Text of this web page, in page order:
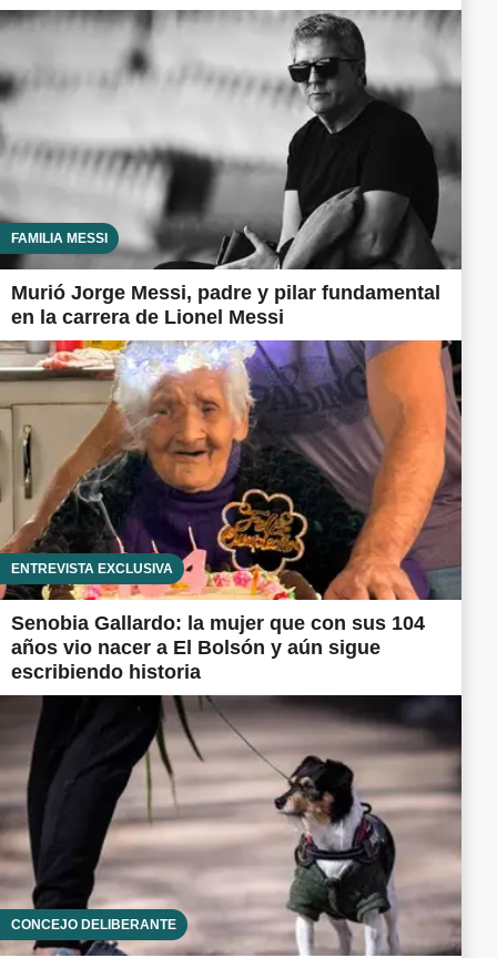
FAMILIA MESSI
Murió Jorge Messi, padre y pilar fundamental
en la carrera de Lionel Messi
ENTREVISTA EXCLUSIVA
Senobia Gallardo: la mujer que con sus 104
años vio nacer a El Bolsón y aún sigue
escribiendo historia
CONCEJO DELIBERANTE